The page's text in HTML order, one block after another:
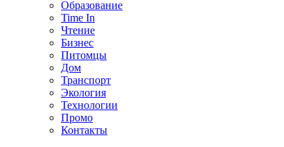
Образование
Time In
Чтение
Бизнес
Питомцы
Дом
Транспорт
Экология
Технологии
Промо
Контакты